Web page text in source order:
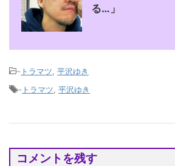
る…」
- トラマツ 平沢ゆき
- トラマツ 平沢ゆき
コメントを残す